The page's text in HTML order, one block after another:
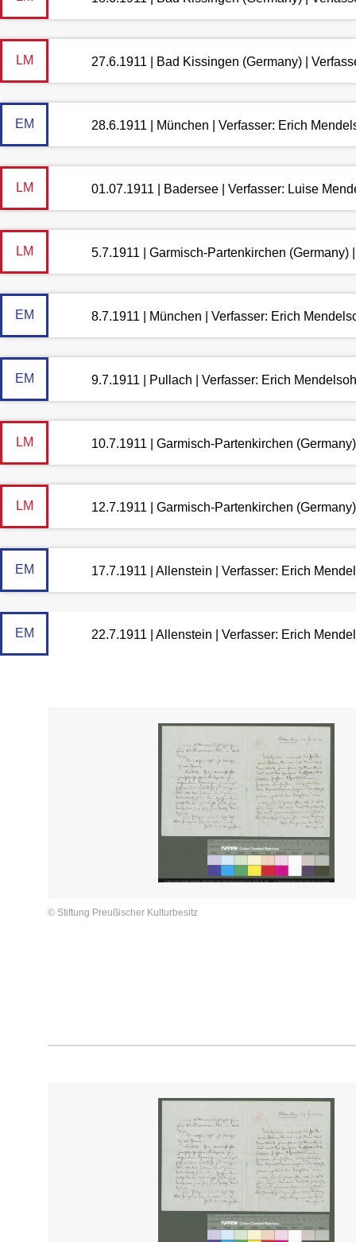
LM 27.6.1911 | Bad Kissingen (Germany) |
EM 28.6.1911 | München | Verfasser: Erich
LM 01.07.1911 | Badersee | Verfasser: Luise
LM 5.7.1911 | Garmisch-Partenkirchen (Germany)
EM 8.7.1911 | München | Verfasser: Erich
EM 9.7.1911 | Pullach | Verfasser: Erich
LM 10.7.1911 | Garmisch-Partenkirchen
LM 12.7.1911 | Garmisch-Partenkirchen
EM 17.7.1911 | Allenstein | Verfasser: Erich
EM 22.7.1911 | Allenstein | Verfasser: Erich
© Stiftung Preußischer Kulturbesitz